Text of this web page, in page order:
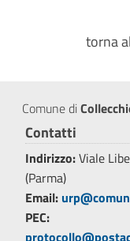
torna
Comune di
Contatti
Indirizzo:Viale
(Parma)
Email:
PEC: